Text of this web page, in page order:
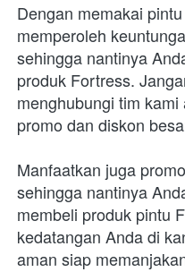
Dengan memakai
memperoleh
sehingga nantinya
produk Fortress.
menghubungi tim
promo dan diskon
Manfaatkan juga
sehingga nantinya
membeli produk pintu
kedatangan Anda di
aman siap